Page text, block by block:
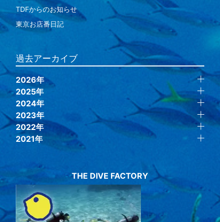
TDFからのお知らせ
東京お店番日記
過去アーカイブ
2026年
2025年
2024年
2023年
2022年
2021年
THE DIVE FACTORY